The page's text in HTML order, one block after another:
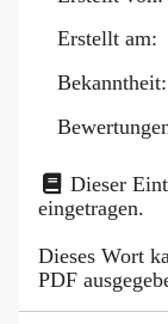
Erstellt am:
Bekanntheit:
Dieser
eingetragen.
Dieses Wort
PDF